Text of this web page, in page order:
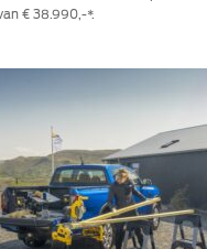
€ 38.990,-*.